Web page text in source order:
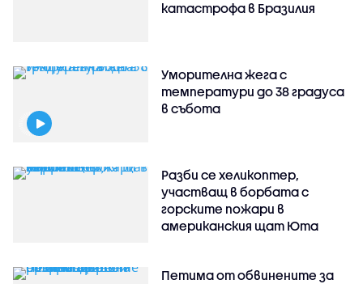
катастрофа в Бразилия
Уморителна жега с
температури до 38 градуса
в събота
Разби се хеликоптер,
участващ в борбата с
горските пожари в
американския щат Юта
Петима от обвинените за